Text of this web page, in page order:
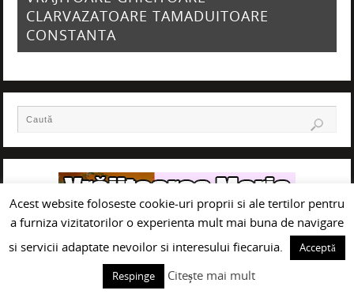
CLARVAZATOARE TAMADUITOARE
CONSTANTA
Acest website foloseste cookie-uri proprii si ale tertilor pentru
a furniza vizitatorilor o experienta mult mai buna de navigare
si servicii adaptate nevoilor si interesului fiecaruia.
Acceptă
Respinge
Citește mai mult